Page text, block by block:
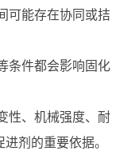
可能存在协同或拮
条件都会影响固化
性、机械强度、耐
剂的重要依据。